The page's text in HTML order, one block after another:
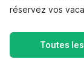
réservez vos
Toutes